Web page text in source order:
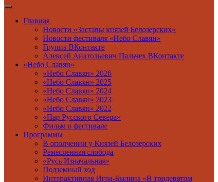
Главная
Новости «Заставы князей Белозерских»
Новости фестиваля «Небо Славян»
Группа ВКонтакте
Алексей Анатольевич Пальчех ВКонтакте
«Небо Славян»
«Небо Славян» 2026
«Небо Славян» 2025
«Небо Славян» 2024
«Небо Славян» 2023
«Небо Славян» 2022
«Пар Русского Севера»
Фильм о фестивале
Программы
В ополчении у Князей Белозерских
Ремесленная слобода
«Русь Изначальная»
Подземный ход
Интерактивная Игра-Былина «В тридевятом